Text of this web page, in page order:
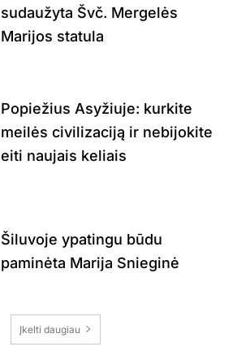
sudaužyta Švč. Mergelės
Marijos statula
Popiežius Asyžiuje: kurkite
meilės civilizaciją ir nebijokite
eiti naujais keliais
Šiluvoje ypatingu būdu
paminėta Marija Snieginė
Įkelti daugiau